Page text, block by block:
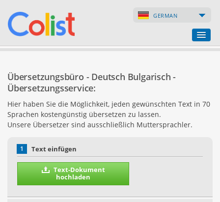
GERMAN
Firmenverzeichnis
Webseiten
Internet-Shops
Übersetzungsbüro - Deutsch Bulgarisch -
Übersetzungsservice:
Hier haben Sie die Möglichkeit, jeden gewünschten Text in 70
Sprachen kostengünstig übersetzen zu lassen.
Unsere Übersetzer sind ausschließlich Muttersprachler.
1 Text einfügen
Text-Dokument
hochladen